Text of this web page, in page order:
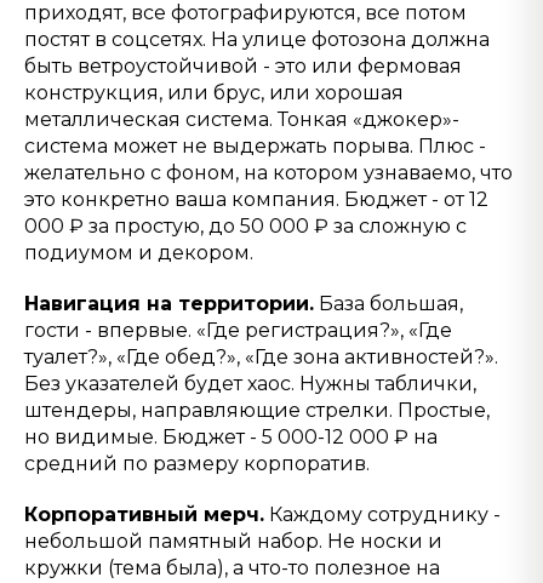
приходят, все фотографируются, все потом
постят в соцсетях. На улице фотозона должна
быть ветроустойчивой - это или фермовая
конструкция, или брус, или хорошая
металлическая система. Тонкая «джокер»-
система может не выдержать порыва. Плюс -
желательно с фоном, на котором узнаваемо, что
это конкретно ваша компания. Бюджет - от 12
000 ₽ за простую, до 50 000 ₽ за сложную с
подиумом и декором.
Навигация на территории. База большая,
гости - впервые. «Где регистрация?», «Где
туалет?», «Где обед?», «Где зона активностей?».
Без указателей будет хаос. Нужны таблички,
штендеры, направляющие стрелки. Простые,
но видимые. Бюджет - 5 000-12 000 ₽ на
средний по размеру корпоратив.
Корпоративный мерч. Каждому сотруднику -
небольшой памятный набор. Не носки и
кружки (тема была), а что-то полезное на